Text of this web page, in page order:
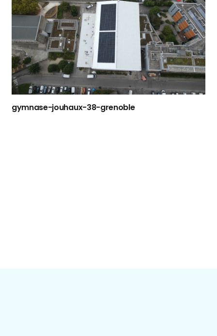
gymnase-jouhaux-38-grenoble